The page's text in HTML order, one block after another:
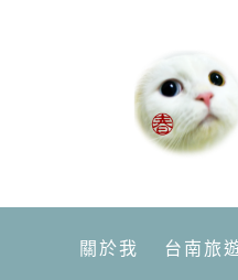
關於我 台南旅